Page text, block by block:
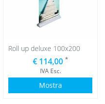
Roll up deluxe 100x200
€ 114,00 *
IVA Esc.
Mostra